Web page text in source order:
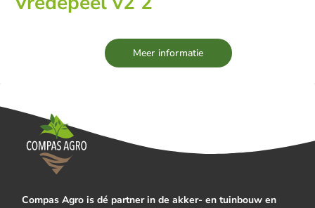
Meer informatie
Compas Agro is dé partner in de akker- en tuinbouw en